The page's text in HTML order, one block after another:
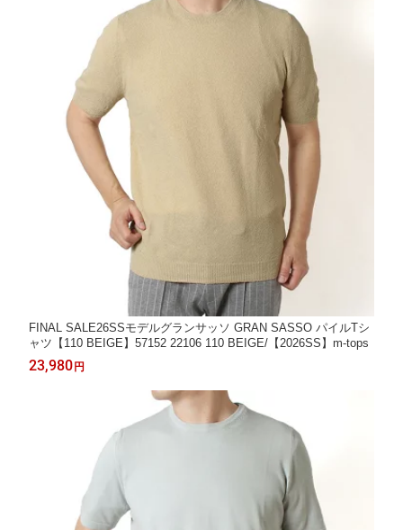
FINAL SALE26SSモデルグランサッソ GRAN SASSO パイルTシ
ャツ【110 BEIGE】57152 22106 110 BEIGE/【2026SS】m-tops
23,980円